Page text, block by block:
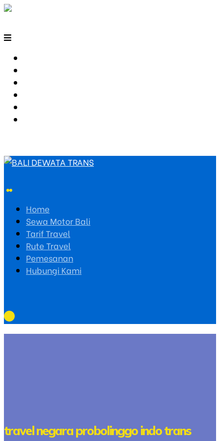
Home
Sewa Motor Bali
Tarif Travel
Rute Travel
Pemesanan
Hubungi Kami
travel negara probolinggo indo trans